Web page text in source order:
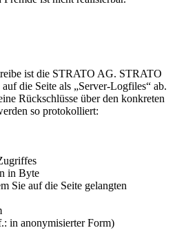
ist die STRATO AG. STRATO
die Seite als „Server-Logfiles“ ab.
Rückschlüsse über den konkreten
so protokolliert:
in Byte
Sie auf die Seite gelangten
in anonymisierter Form)